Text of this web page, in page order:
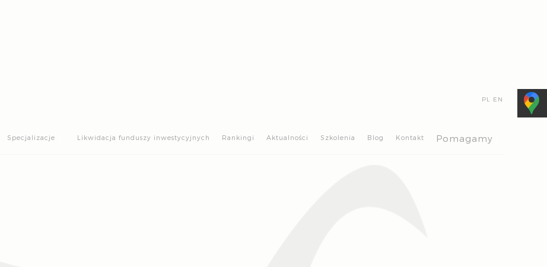
PL EN
Specjalizacje Likwidacja funduszy inwestycyjnych Rankingi Aktualności Szkolenia Blog Kontakt Pomagamy